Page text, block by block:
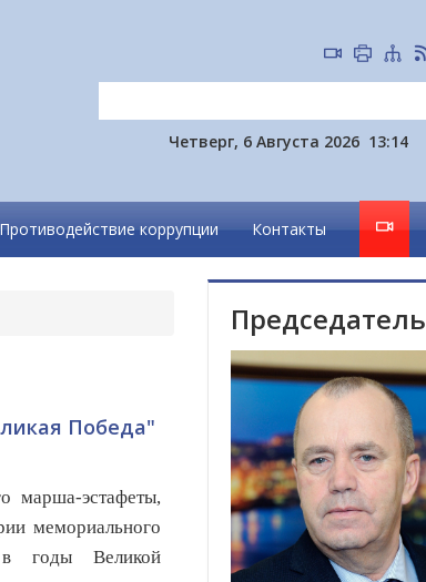
Четверг, 6 Августа 2026 13:14
Противодействие коррупции Контакты
Победа"
марша-эстафеты,
мемориального
в годы Великой
Председатель